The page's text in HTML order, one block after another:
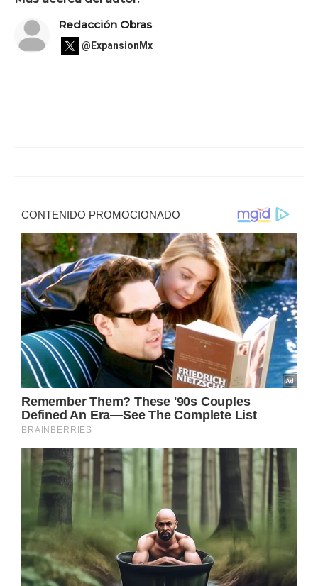
Redacción Obras
@ExpansionMx